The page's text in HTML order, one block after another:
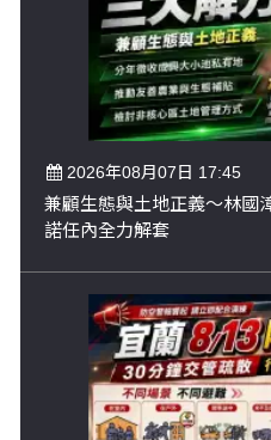
2026年08月07日 17:45
兼顧生態與土地正義～林
諾任內全力解套